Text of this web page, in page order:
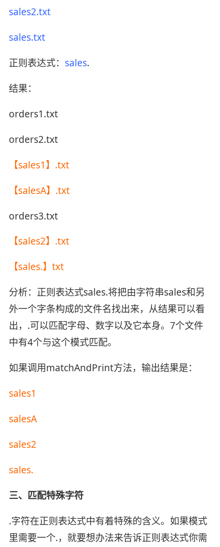
sales2.txt
sales.txt
正则表达式： sales.
结果：
orders1.txt
orders2.txt
【sales1】.txt
【salesA】.txt
orders3.txt
【sales2】.txt
【sales.】txt
分析：正则表达式sales.将把由字符串sales和另
外一个字条构成的文件名找出来，从结果可以看
出，.可以匹配字母、数字以及它本身。7个文件
中有4个与这个模式匹配。
如果调用matchAndPrint方法，输出结果是：
sales1
salesA
sales2
sales.
三、匹配特殊字符
.字符在正则表达式中有着特殊的含义。如果模式
里需要一个.，就要想办法来告诉正则表达式你需